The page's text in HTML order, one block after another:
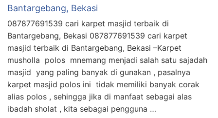
Bantargebang, Bekasi
087877691539 cari karpet masjid terbaik di
Bantargebang, Bekasi 087877691539 cari karpet
masjid terbaik di Bantargebang, Bekasi –Karpet
musholla polos mnemang menjadi salah satu sajadah
masjid yang paling banyak di gunakan , pasalnya
karpet masjid polos ini tidak memiliki banyak corak
alias polos , sehingga jika di manfaat sebagai alas
ibadah sholat , kita sebagai pengguna …